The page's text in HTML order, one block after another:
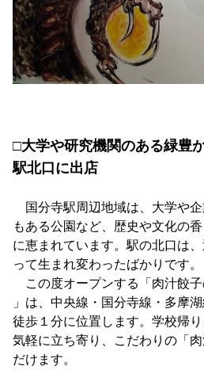
□大学や研究機関のある緑豊
駅北口に出店
国分寺駅周辺地域は、大学や
もある公園など、歴史や文化の
に恵まれています。駅の北口は
って生まれ変わったばかりです。
この度オープンする「肉汁餃
」は、中央線・国分寺線・多摩
徒歩１分に位置します。学校帰
気軽に立ち寄り、こだわりの「
だけます。